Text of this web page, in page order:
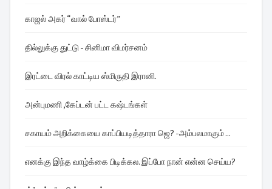
காஜல் அகர் “வால் போஸ்டர்”
தில்லுக்கு துட்டு - சினிமா விமர்சனம்
இரட்டை விரல் காட்டிய ஸ்மிருதி இரானி.
அன்புமணி ,கேப்டன் பட்ட கஷ்டங்கள்
சகாயம் அறிக்கையை காப்பியடித்தாரா ஜெ? -அம்பலமாகும் ...
எனக்கு இந்த வாழ்க்கை பிடிக்கல. இப்போ நான் என்ன செய்ய?